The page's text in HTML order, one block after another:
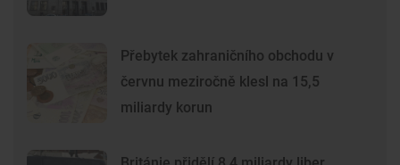
Přebytek zahraničního obchodu v
červnu meziročně klesl na 15,5
miliardy korun